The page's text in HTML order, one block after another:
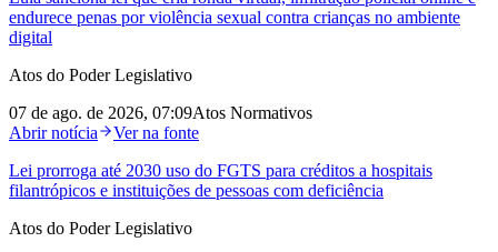
endurece penas por violência sexual contra crianças no ambiente
digital
Atos do Poder Legislativo
07 de ago. de 2026, 07:09Atos Normativos
Abrir notícia
Ver na fonte
Lei prorroga até 2030 uso do FGTS para créditos a hospitais
filantrópicos e instituições de pessoas com deficiência
Atos do Poder Legislativo